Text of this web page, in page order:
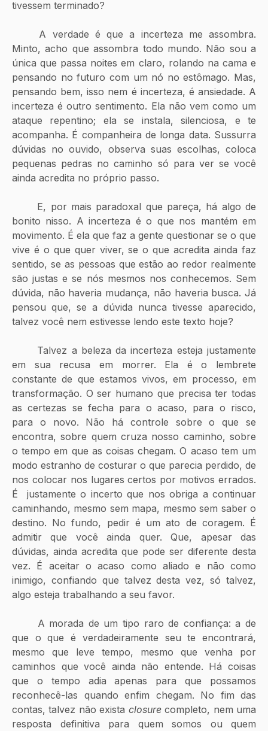
tivessem terminado?
Minto, acho que assombra todo mundo. Não sou a
única que passa noites em claro, rolando na cama e
pensando no futuro com um nó no estômago. Mas,
pensando bem, isso nem é incerteza, é ansiedade. A
incerteza é outro sentimento. Ela não vem como um
ataque repentino; ela se instala, silenciosa, e te
acompanha. É companheira de longa data. Sussurra
dúvidas no ouvido, observa suas escolhas, coloca
pequenas pedras no caminho só para ver se você
ainda acredita no próprio passo.
bonito nisso. A incerteza é o que nos mantém em
movimento. É ela que faz a gente questionar se o que
vive é o que quer viver, se o que acredita ainda faz
sentido, se as pessoas que estão ao redor realmente
são justas e se nós mesmos nos conhecemos. Sem
dúvida, não haveria mudança, não haveria busca. Já
pensou que, se a dúvida nunca tivesse aparecido,
talvez você nem estivesse lendo este texto hoje?
em sua recusa em morrer. Ela é o lembrete
constante de que estamos vivos, em processo, em
transformação. O ser humano que precisa ter todas
as certezas se fecha para o acaso, para o risco,
para o novo. Não há controle sobre o que se
encontra, sobre quem cruza nosso caminho, sobre
o tempo em que as coisas chegam. O acaso tem um
modo estranho de costurar o que parecia perdido, de
nos colocar nos lugares certos por motivos errados.
É  justamente o incerto que nos obriga a continuar
caminhando, mesmo sem mapa, mesmo sem saber o
destino. No fundo, pedir é um ato de coragem. É
admitir que você ainda quer. Que, apesar das
dúvidas, ainda acredita que pode ser diferente desta
vez. É aceitar o acaso como aliado e não como
inimigo, confiando que talvez desta vez, só talvez,
algo esteja trabalhando a seu favor.
que o que é verdadeiramente seu te encontrará,
mesmo que leve tempo, mesmo que venha por
caminhos que você ainda não entende. Há coisas
que o tempo adia apenas para que possamos
reconhecê-las quando enfim chegam. No fim das
contas, talvez não exista closure completo, nem uma
resposta definitiva para quem somos ou quem